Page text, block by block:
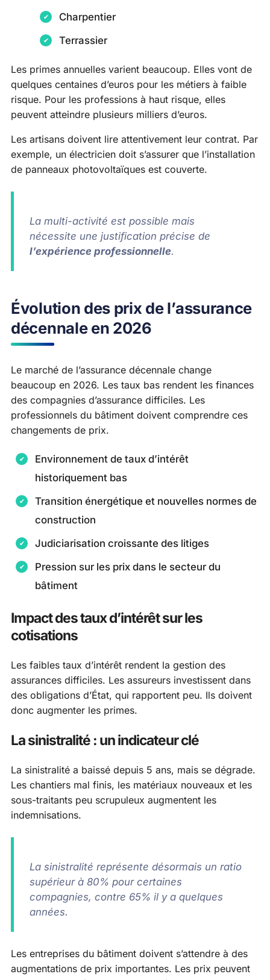
Charpentier
Terrassier
Les primes annuelles varient beaucoup. Elles vont de
quelques centaines d’euros pour les métiers à faible
risque. Pour les professions à haut risque, elles
peuvent atteindre plusieurs milliers d’euros.
Les artisans doivent lire attentivement leur contrat. Par
exemple, un électricien doit s’assurer que l’installation
de panneaux photovoltaïques est couverte.
La multi-activité est possible mais
nécessite une justification précise de
l’expérience professionnelle.
Évolution des prix de l’assurance
décennale en 2026
Le marché de l’assurance décennale change
beaucoup en 2026. Les taux bas rendent les finances
des compagnies d’assurance difficiles. Les
professionnels du bâtiment doivent comprendre ces
changements de prix.
Environnement de taux d’intérêt
historiquement bas
Transition énergétique et nouvelles normes de
construction
Judiciarisation croissante des litiges
Pression sur les prix dans le secteur du
bâtiment
Impact des taux d’intérêt sur les
cotisations
Les faibles taux d’intérêt rendent la gestion des
assurances difficiles. Les assureurs investissent dans
des obligations d’État, qui rapportent peu. Ils doivent
donc augmenter les primes.
La sinistralité : un indicateur clé
La sinistralité a baissé depuis 5 ans, mais se dégrade.
Les chantiers mal finis, les matériaux nouveaux et les
sous-traitants peu scrupuleux augmentent les
indemnisations.
La sinistralité représente désormais un ratio
supérieur à 80% pour certaines
compagnies, contre 65% il y a quelques
années.
Les entreprises du bâtiment doivent s’attendre à des
augmentations de prix importantes. Les prix peuvent